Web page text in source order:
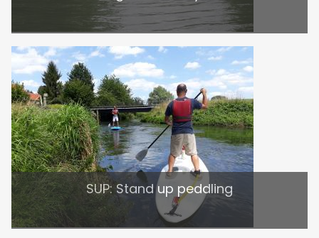
SUP: Stand up peddling